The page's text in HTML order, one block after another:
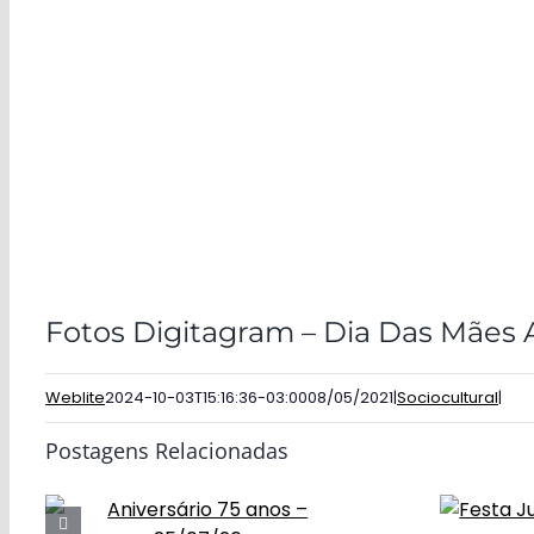
Fotos Digitagram – Dia Das Mães
Weblite2024-10-03T15:16:36-03:0008/05/2021|Sociocultural|
Postagens Relacionadas